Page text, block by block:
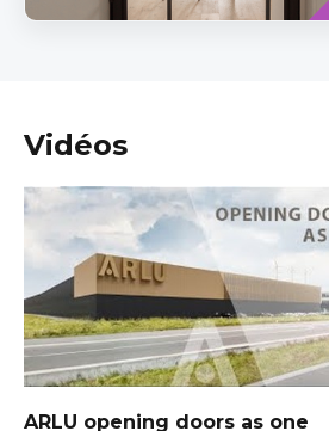
Vidéos
ARLU opening doors as one